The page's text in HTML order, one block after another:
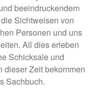
beeindruckendem
Sichtweisen von
Personen und uns
All dies erleben
Schicksale und
dieser Zeit bekommen
Sachbuch.